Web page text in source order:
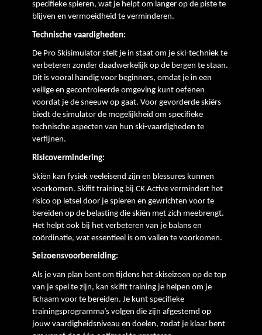
specifieke spieren, wat je helpt om langer op de piste te
blijven en vermoeidheid te verminderen.
Technische vaardigheden:
De Pro Skisimulator stelt je in staat om je ski-techniek te
verbeteren zonder daadwerkelijk op de bergen te staan.
Dit is vooral handig voor beginners, omdat je in een
veilige en gecontroleerde omgeving kunt oefenen
voordat je de sneeuw op gaat. Voor gevorderde skiërs
biedt de simulator de mogelijkheid om specifieke
technische aspecten van hun ski-vaardigheden te
verfijnen.
Risicovermindering:
Skiën kan fysiek veeleisend zijn en blessures kunnen
voorkomen. Skifit training bij CK Active vermindert het
risico op letsel door je spieren en gewrichten voor te
bereiden op de belasting die skiën met zich meebrengt.
Het helpt ook bij het verbeteren van je balans en
coördinatie, wat essentieel is om vallen te voorkomen.
Seizoensvoorbereiding:
Als je van plan bent om tijdens het skiseizoen op de top
van je spel te zijn, kan skifit training je helpen om je
lichaam voor te bereiden. Je kunt specifieke
trainingsprogramma’s volgen die zijn afgestemd op
jouw vaardigheidsniveau en doelen, zodat je klaar bent